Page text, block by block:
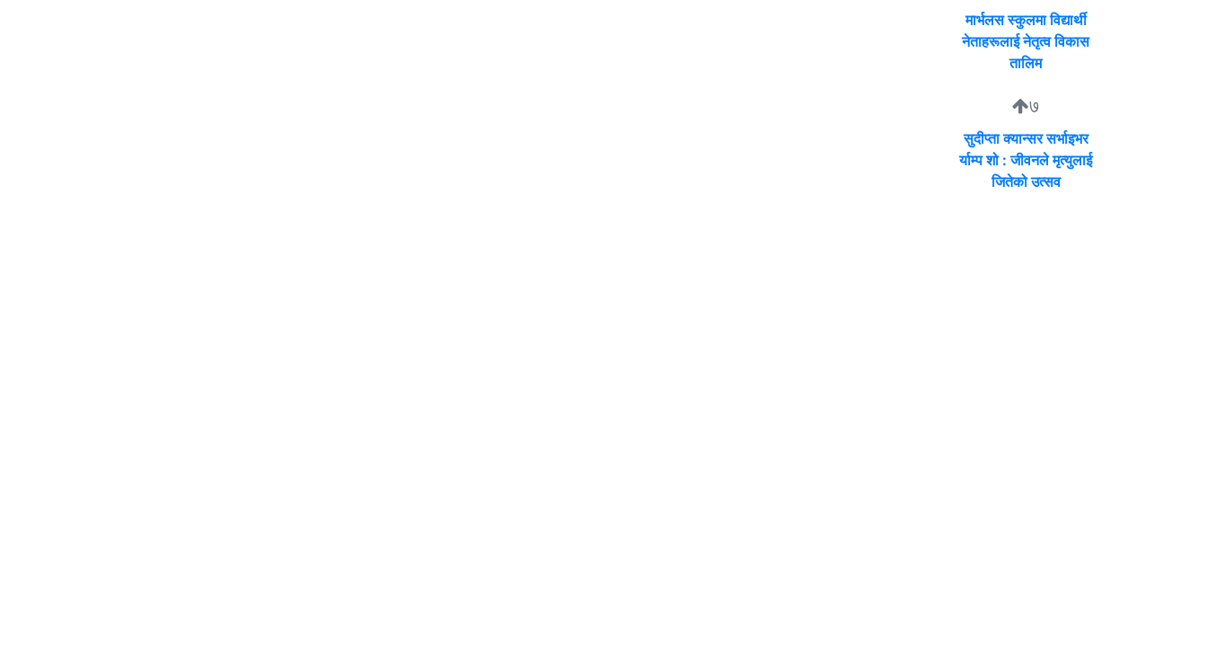
मार्भलस स्कुलमा विद्यार्थी
नेताहरूलाई नेतृत्व विकास
तालिम
७
सुदीप्ता क्यान्सर सर्भाइभर
र्याम्प शो : जीवनले मृत्युलाई
जितेको उत्सव